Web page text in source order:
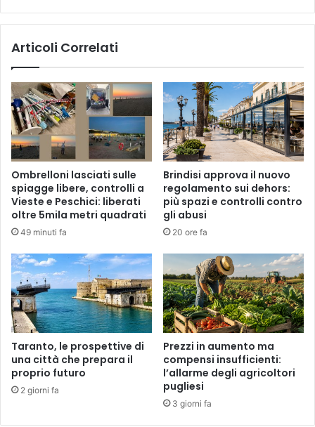
e
Articoli Correlati
Ombrelloni lasciati sulle
spiagge libere, controlli a
Vieste e Peschici: liberati
oltre 5mila metri quadrati
49 minuti fa
Brindisi approva il nuovo
regolamento sui dehors:
più spazi e controlli contro
gli abusi
20 ore fa
Taranto, le prospettive di
una città che prepara il
proprio futuro
2 giorni fa
Prezzi in aumento ma
compensi insufficienti:
l’allarme degli agricoltori
pugliesi
3 giorni fa